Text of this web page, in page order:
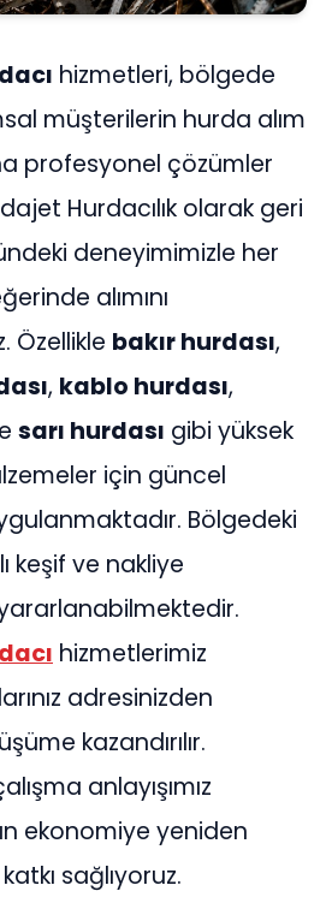
hizmetleri, bölgede
müşterilerin hurda alım
profesyonel çözümler
Hurdacılık olarak geri
deneyimimizle her
alımını
Özellikle bakır hurdası,
, kablo hurdası,
sarı hurdası gibi yüksek
için güncel
Bölgedeki
keşif ve nakliye
hizmetlerimiz
adresinizden
kazandırılır.
anlayışımız
ekonomiye yeniden
sağlıyoruz.